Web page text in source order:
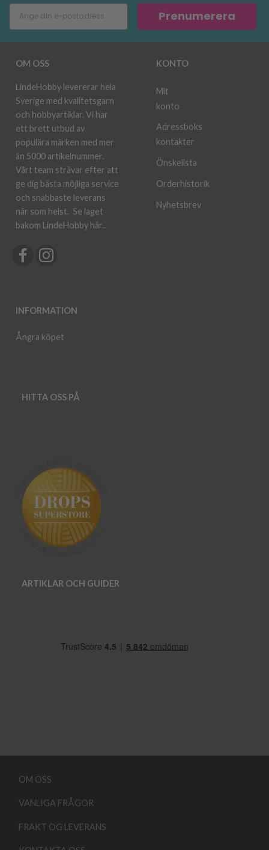
Prenumerera
OM OSS
LindeHobby levererar hela
Sverige med kvalitetsgarn
och hobbyartiklar. Vi har
ett brett utbud av
populära märken med mer
än 5000 artikelnummer.
Vårt team strävar efter att
ge dig bästa möjliga service
och snabbaste leverans
när som helst. Se laget
bakom LindeHobby här..
INFORMATION
Ångra köpet
KONTO
Mit
konto
Adressboks
kontakter
Önskelista
Orderhistorik
Nyhetsbrev
HITTA OSS PÅ
ARTIKLAR OCH GUIDER
OM OSS
VANLIGA FRÅGOR
FRAKT OG LEVERANS